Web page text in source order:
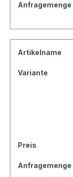
Anfragemenge
Artikelname
Variante
Preis
Anfragemenge